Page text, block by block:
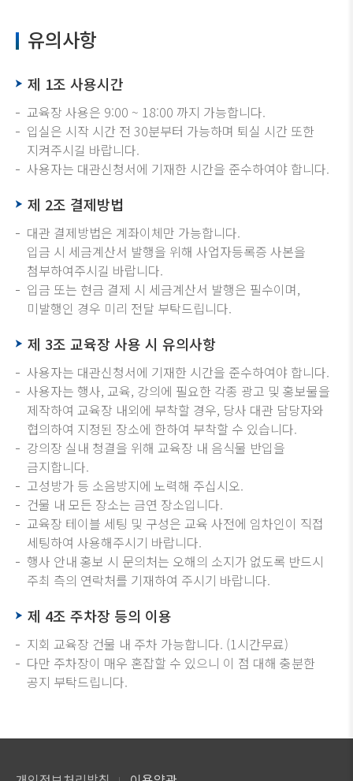
유의사항
제 1조 사용시간
교육장 사용은 9:00 ~ 18:00 까지 가능합니다.
입실은 시작 시간 전 30분부터 가능하며 퇴실 시간 또한
지켜주시길 바랍니다.
사용자는 대관신청서에 기재한 시간을 준수하여야 합니다.
제 2조 결제방법
대관 결제방법은 계좌이체만 가능합니다.
입금 시 세금계산서 발행을 위해 사업자등록증 사본을
첨부하여주시길 바랍니다.
입금 또는 현금 결제 시 세금계산서 발행은 필수이며,
미발행인 경우 미리 전달 부탁드립니다.
제 3조 교육장 사용 시 유의사항
사용자는 대관신청서에 기재한 시간을 준수하여야 합니다.
사용자는 행사, 교육, 강의에 필요한 각종 광고 및 홍보물을
제작하여 교육장 내외에 부착할 경우, 당사 대관 담당자와
협의하여 지정된 장소에 한하여 부착할 수 있습니다.
강의장 실내 청결을 위해 교육장 내 음식물 반입을
금지합니다.
고성방가 등 소음방지에 노력해 주십시오.
건물 내 모든 장소는 금연 장소입니다.
교육장 테이블 세팅 및 구성은 교육 사전에 임차인이 직접
세팅하여 사용해주시기 바랍니다.
행사 안내 홍보 시 문의처는 오해의 소지가 없도록 반드시
주최 측의 연락처를 기재하여 주시기 바랍니다.
제 4조 주차장 등의 이용
지회 교육장 건물 내 주차 가능합니다. (1시간무료)
다만 주차장이 매우 혼잡할 수 있으니 이 점 대해 충분한
공지 부탁드립니다.